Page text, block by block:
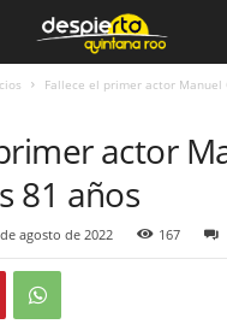
Fallece el primer actor Manuel
actor
81 años
agosto de 2022 167